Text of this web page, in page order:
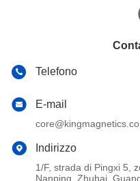
Telefono
E-mail
Indirizzo
1/F, strada di Pingxi 5,
Nanping, Zhuhai,